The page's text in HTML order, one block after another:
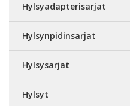
Hylsyadapterisarjat
Hylsynpidinsarjat
Hylsysarjat
Hylsyt